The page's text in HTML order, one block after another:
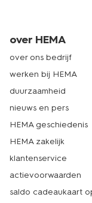
over HEMA
over ons bedrijf
werken bij HEMA
duurzaamheid
nieuws en pers
HEMA geschiedenis
HEMA zakelijk
klantenservice
actievoorwaarden
saldo cadeaukaart